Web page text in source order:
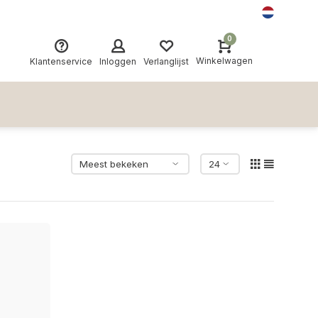
Klantenservice Inloggen Verlanglijst
0
Winkelwagen